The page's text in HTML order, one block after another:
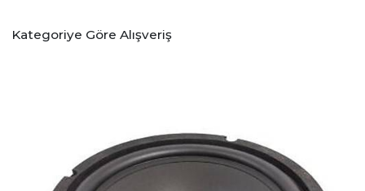
Kategoriye Göre Alışveriş